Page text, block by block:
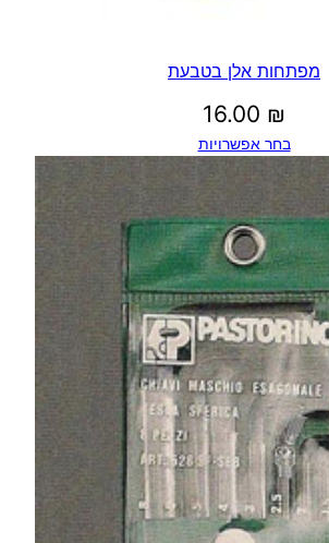
מפתחות אלן בטבעת
16.00 ₪
בחר אפשרויות